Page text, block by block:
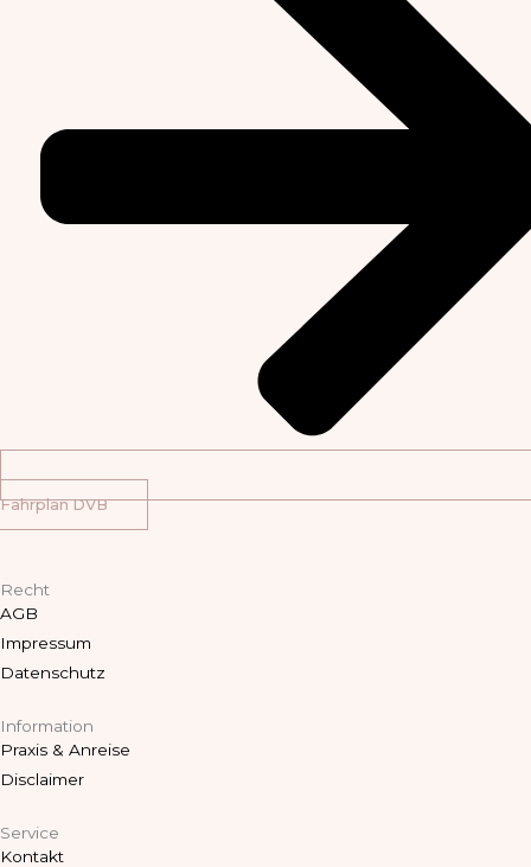
Fahrplan DVB
Recht
AGB
Impressum
Datenschutz
Information
Praxis & Anreise
Disclaimer
Service
Kontakt